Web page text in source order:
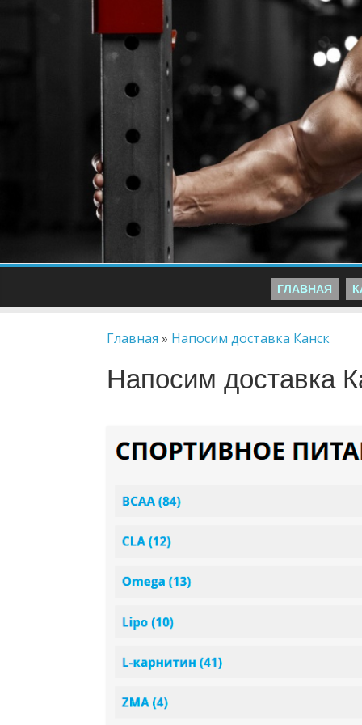
ГЛАВНАЯ
Главная » Напосим доставка Канск
Напосим доставка